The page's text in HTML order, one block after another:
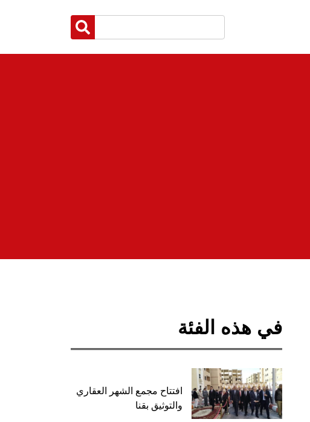
في هذه الفئة
افتتاح مجمع الشهر العقاري
والتوثيق بقنا